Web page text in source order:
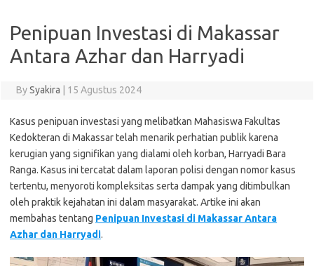
Penipuan Investasi di Makassar
Antara Azhar dan Harryadi
BySyakira 15 Agustus 2024
Kasus penipuan investasi yang melibatkan Mahasiswa Fakultas
Kedokteran di Makassar telah menarik perhatian publik karena
kerugian yang signifikan yang dialami oleh korban, Harryadi Bara
Ranga. Kasus ini tercatat dalam laporan polisi dengan nomor kasus
tertentu, menyoroti kompleksitas serta dampak yang ditimbulkan
oleh praktik kejahatan ini dalam masyarakat. Artike ini akan
membahas tentang Penipuan Investasi di Makassar Antara
Azhar dan Harryadi.